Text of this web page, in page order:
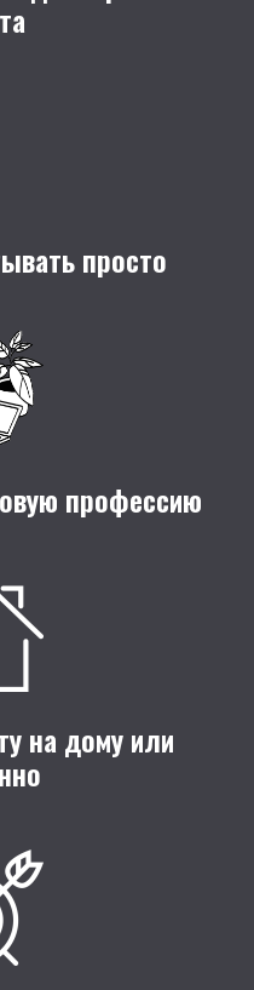
просто
профессию
на дому или